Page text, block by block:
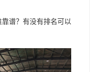
谱？有没有排名可以